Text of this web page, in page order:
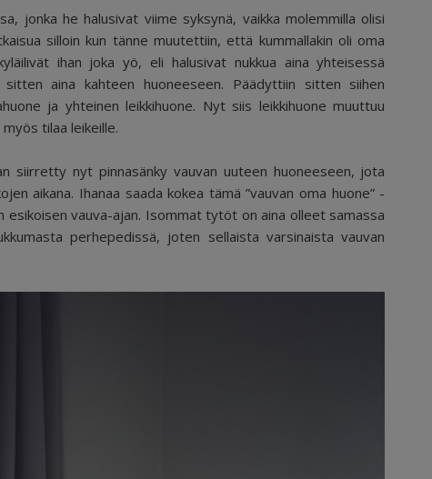
jonka he halusivat viime syksynä, vaikka molemmilla olisi
silloin kun tänne muutettiin, että kummallakin oli oma
ihan joka yö, eli halusivat nukkua aina yhteisessä
aina kahteen huoneeseen. Päädyttiin sitten siihen
ja yhteinen leikkihuone. Nyt siis leikkihuone muuttuu
tilaa leikeille.
siirretty nyt pinnasänky vauvan uuteen huoneeseen, jota
aikana. Ihanaa saada kokea tämä ”vauvan oma huone” -
vauva-ajan. Isommat tytöt on aina olleet samassa
perhepedissä, joten sellaista varsinaista vauvan